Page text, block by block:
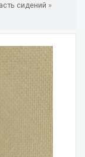
сидений »